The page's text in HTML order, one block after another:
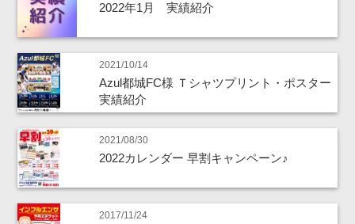
2022年1月 実績紹介
2021/10/14
Azul都城FC様 Ｔシャツプリント・ポスター
実績紹介
2021/08/30
2022カレンダー 早割キャンペーン♪
2017/11/24